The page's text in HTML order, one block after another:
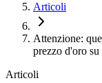
Articoli
Attenzione:
prezzo d'oro
Articoli